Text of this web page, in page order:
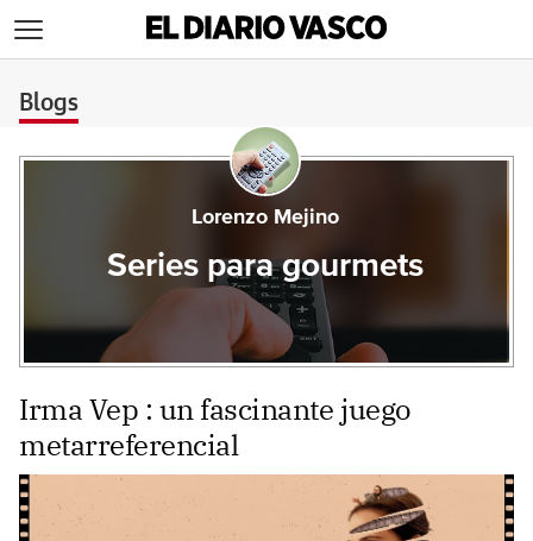
Blogs
Lorenzo Mejino
Series para gourmets
Irma Vep : un fascinante juego
metarreferencial